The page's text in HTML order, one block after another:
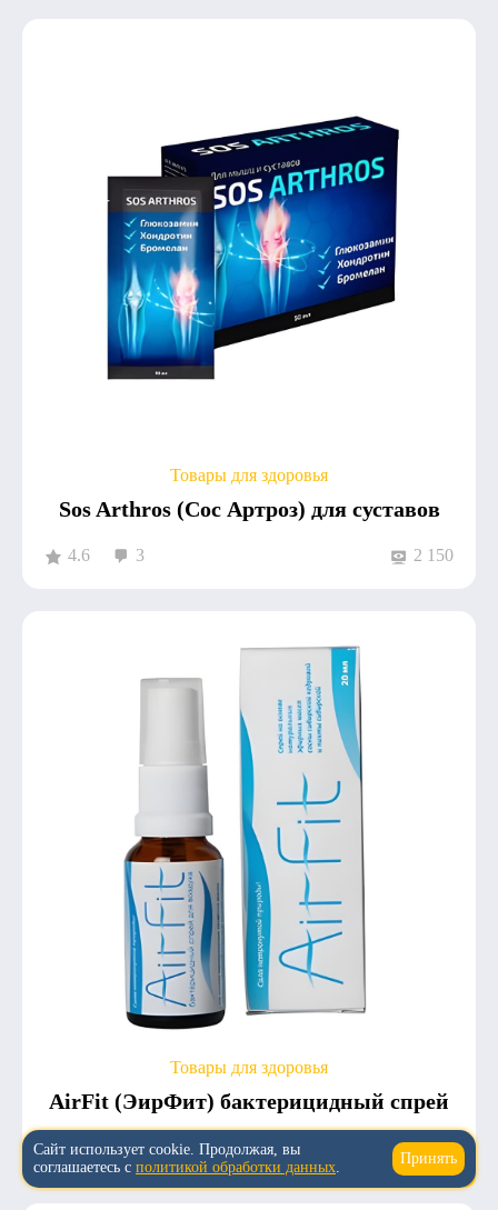
Товары для здоровья
Sos Arthros (Сос Артроз) для суставов
4.6 3 2 150
Товары для здоровья
AirFit (ЭирФит) бактерицидный спрей
5.0 5 1 432
↑
Сайт использует cookie. Продолжая, вы
соглашаетесь с политикой обработки данных.
Принять